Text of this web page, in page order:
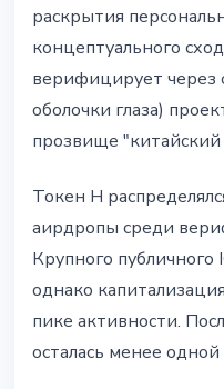
раскрытия
концептуального
верифицирует через
оболочки глаза)
прозвище "китайский
Токен H
аирдропы среди
Крупного публичного
однако
пике активности.
осталась менее